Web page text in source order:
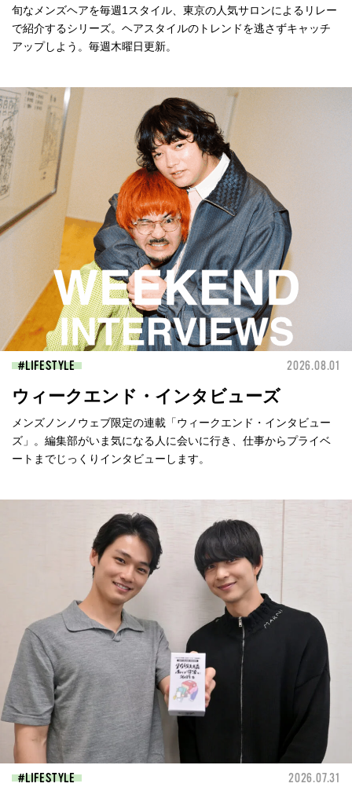
旬なメンズヘアを毎週1スタイル、東京の人気サロンによるリレー
で紹介するシリーズ。ヘアスタイルのトレンドを逃さずキャッチ
アップしよう。毎週木曜日更新。
LIFESTYLE 2026.08.01
ウィークエンド・インタビューズ
メンズノンノウェブ限定の連載「ウィークエンド・インタビュー
ズ」。編集部がいま気になる人に会いに行き、仕事からプライベ
ートまでじっくりインタビューします。
LIFESTYLE 2026.07.31